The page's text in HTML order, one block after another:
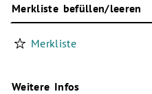
Merkliste befüllen/leeren
Merkliste
Weitere Infos